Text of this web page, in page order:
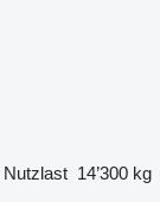
Nutzlast 14’300 kg